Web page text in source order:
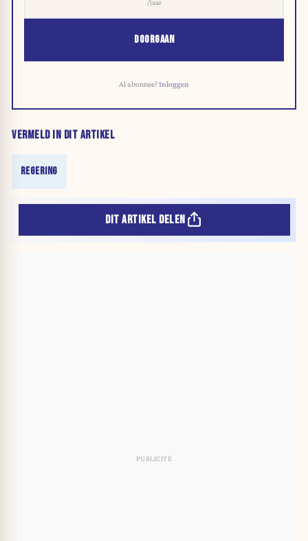
/jaar
DOORGAAN
Al abonnee?Inloggen
VERMELD IN DIT ARTIKEL
REGERING
DIT ARTIKEL DELEN